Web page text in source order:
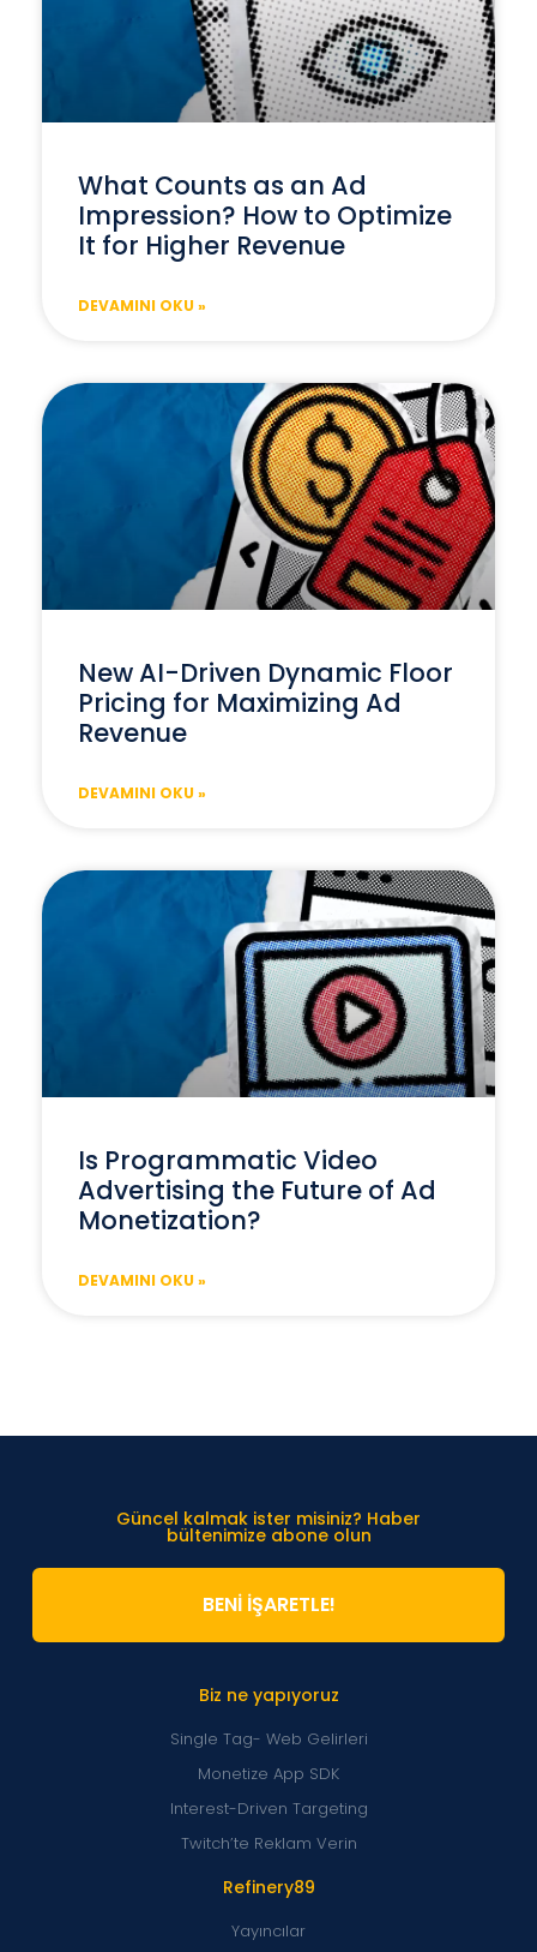
What Counts as an Ad
Impression? How to Optimize
It for Higher Revenue
DEVAMINI OKU »
New AI-Driven Dynamic Floor
Pricing for Maximizing Ad
Revenue
DEVAMINI OKU »
Is Programmatic Video
Advertising the Future of Ad
Monetization?
DEVAMINI OKU »
Refinery89
Yayıncılar
Biz ne yapıyoruz
Single Tag- Web Gelirleri
Monetize App SDK
Interest-Driven Targeting
Twitch’te Reklam Verin
Güncel kalmak ister misiniz? Haber
bültenimize abone olun
BENİ İŞARETLE!